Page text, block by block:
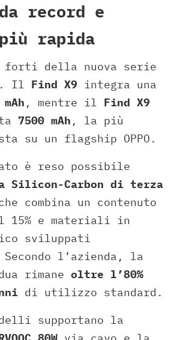
record e
rapida
forti della nuova serie
Il Find X9 integra una
, mentre il Find X9
7500 mAh , la più
su un flagship OPPO.
è reso possibile
Silicon-Carbon di terza
combina un contenuto
e materiali in
sviluppati
l’azienda, la
rimane oltre l’80%
di utilizzo standard.
supportano la